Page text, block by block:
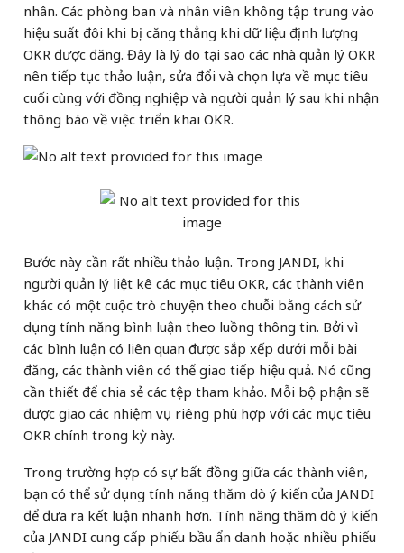
nhân. Các phòng ban và nhân viên không tập trung vào
hiệu suất đôi khi bị căng thẳng khi dữ liệu định lượng
OKR được đăng. Đây là lý do tại sao các nhà quản lý OKR
nên tiếp tục thảo luận, sửa đổi và chọn lựa về mục tiêu
cuối cùng với đồng nghiệp và người quản lý sau khi nhận
thông báo về việc triển khai OKR.
Bước này cần rất nhiều thảo luận. Trong JANDI, khi
người quản lý liệt kê các mục tiêu OKR, các thành viên
khác có một cuộc trò chuyện theo chuỗi bằng cách sử
dụng tính năng bình luận theo luồng thông tin. Bởi vì
các bình luận có liên quan được sắp xếp dưới mỗi bài
đăng, các thành viên có thể giao tiếp hiệu quả. Nó cũng
cần thiết để chia sẻ các tệp tham khảo. Mỗi bộ phận sẽ
được giao các nhiệm vụ riêng phù hợp với các mục tiêu
OKR chính trong kỳ này.
Trong trường hợp có sự bất đồng giữa các thành viên,
bạn có thể sử dụng tính năng thăm dò ý kiến của JANDI
để đưa ra kết luận nhanh hơn. Tính năng thăm dò ý kiến
của JANDI cung cấp phiếu bầu ẩn danh hoặc nhiều phiếu